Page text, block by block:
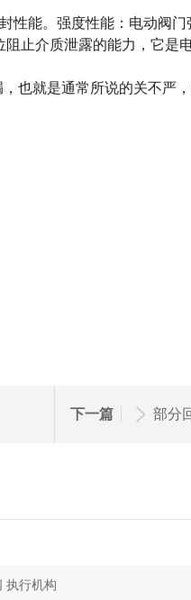
性能。强度性能：电动阀
止介质泄露的能力，它是
也就是通常所说的关不严
下一篇 部分